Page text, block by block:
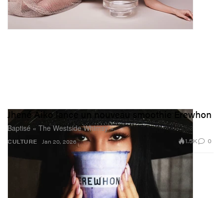
CULTURE
Jhené Aiko lance un nouveau smoothie Erewhon
Baptisé « The Westside Whimsy ».
Jan 20, 2026 1.5K 0